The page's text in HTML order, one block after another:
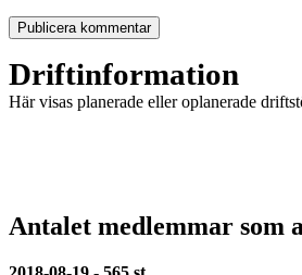
Driftinformation
Här visas planerade eller oplanerade
Antalet medlemmar som